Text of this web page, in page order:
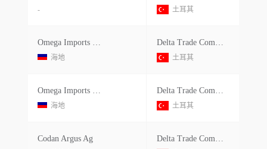
- 土耳其
Omega Imports Exp
海地
Delta Trade Company Service Sağlik Anonim Şirketi
土耳其
Omega Imports Exp
海地
Delta Trade Company Service Sağlik Anonim Şirketi
土耳其
Codan Argus Ag Delta Trade Company Sağlik Anonim Şirketi